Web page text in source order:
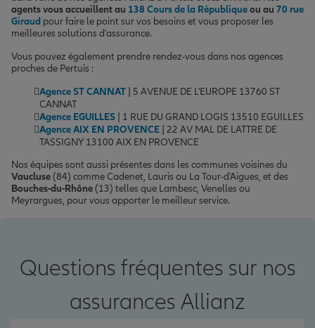
agents vous accueillent au 138 Cours de la Républiqueou au 70 rue
Giraud pour faire le point sur vos besoins et vous proposer les
meilleures solutions d'assurance.
Vous pouvez également prendre rendez-vous dans nos agences
proches de Pertuis :
Agence ST CANNAT | 5 AVENUE DE L'EUROPE 13760 ST
CANNAT
Agence EGUILLES | 1 RUE DU GRAND LOGIS 13510 EGUILLES
Agence AIX EN PROVENCE | 22 AV MAL DE LATTRE DE
TASSIGNY 13100 AIX EN PROVENCE
Nos équipes sont aussi présentes dans les communes voisines du
Vaucluse(84) comme Cadenet, Lauris ou La Tour-d'Aigues, et des
Bouches-du-Rhône(13) telles que Lambesc, Venelles ou
Meyrargues, pour vous apporter le meilleur service.
Questions fréquentes sur nos
assurances Allianz